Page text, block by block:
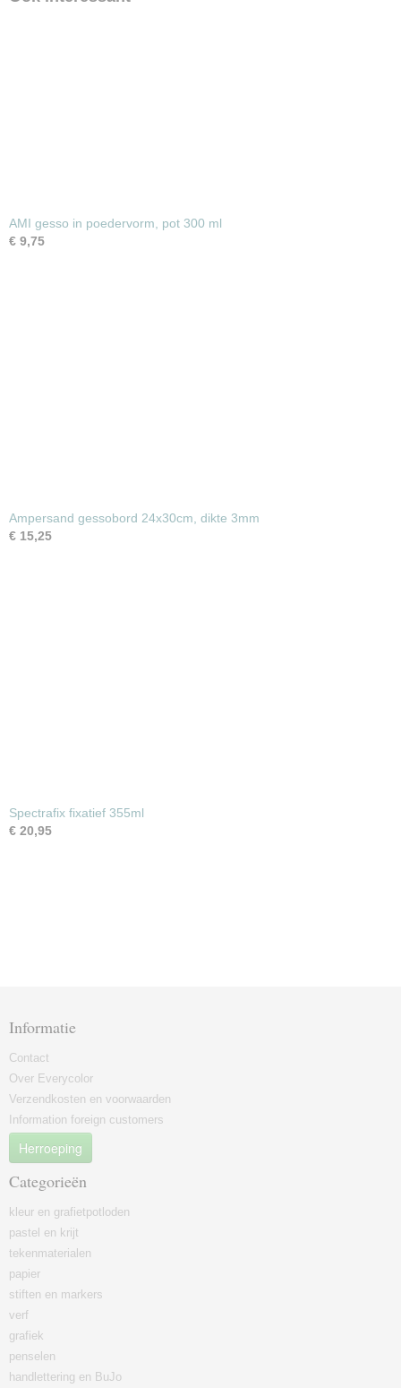
AMI gesso in poedervorm, pot 300 ml
€ 9,75
Ampersand gessobord 24x30cm, dikte 3mm
€ 15,25
Spectrafix fixatief 355ml
€ 20,95
Informatie
Contact
Over Everycolor
Verzendkosten en voorwaarden
Information foreign customers
Herroeping
Categorieën
kleur en grafietpotloden
pastel en krijt
tekenmaterialen
papier
stiften en markers
verf
grafiek
penselen
handlettering en BuJo